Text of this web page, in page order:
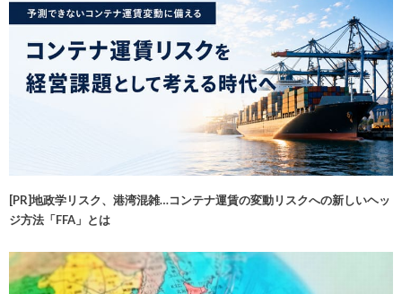
[PR]地政学リスク、港湾混雑…コンテナ運賃の変動リスクへの新しいヘッ
ジ方法「FFA」とは